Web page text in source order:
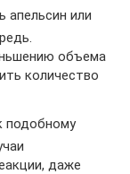
апельсин или
объема
количество
подобному
даже